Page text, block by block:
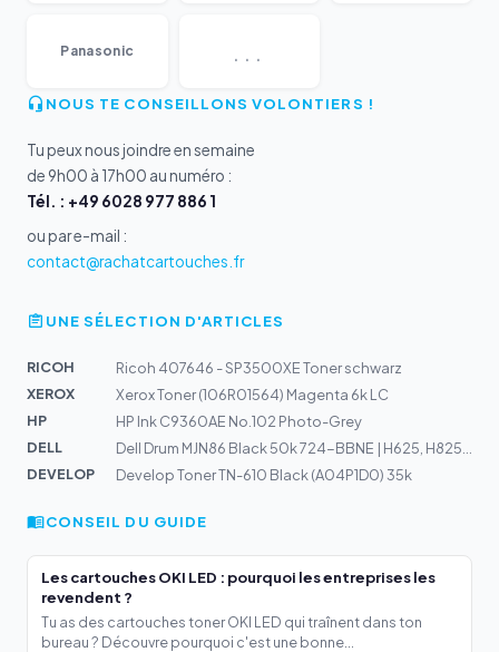
Panasonic ...
NOUS TE CONSEILLONS VOLONTIERS !
Tu peux nous joindre en semaine
de 9h00 à 17h00 au numéro :
Tél. : +49 6028 977 886 1
ou par e-mail :
contact@rachatcartouches.fr
UNE SÉLECTION D'ARTICLES
RICOH
Ricoh 407646 - SP3500XE Toner schwarz
XEROX
Xerox Toner (106R01564) Magenta 6k LC
HP
HP Ink C9360AE No.102 Photo-Grey
DELL
DEVELOP
Develop Toner TN-610 Black (A04P1D0) 35k
CONSEIL DU GUIDE
Les cartouches OKI LED : pourquoi les entreprises les
revendent ?
Tu as des cartouches toner OKI LED qui traînent dans ton
bureau ? Découvre pourquoi c'est une bonne...